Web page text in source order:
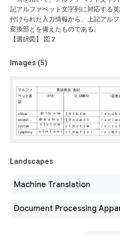
記アルファベット文字列に対応する
付けられた入力情報から、上記アル
変換部とを備えたものである。
【選択図】 図２
Images (5)
Landscapes
Machine Translation
Document Processing